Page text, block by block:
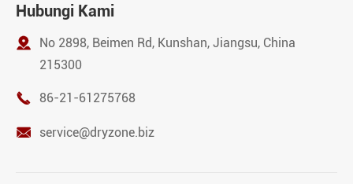
Hubungi Kami

No 2898, Beimen Rd, Kunshan, Jiangsu, China
215300
 86-21-61275768
 service@dryzone.biz